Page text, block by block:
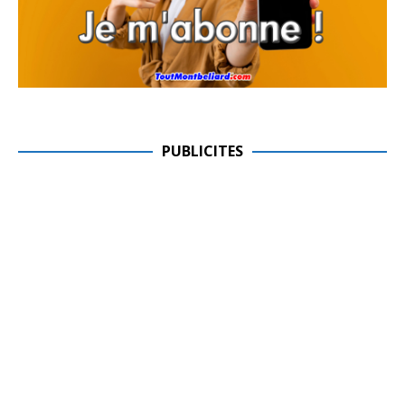
PUBLICITES